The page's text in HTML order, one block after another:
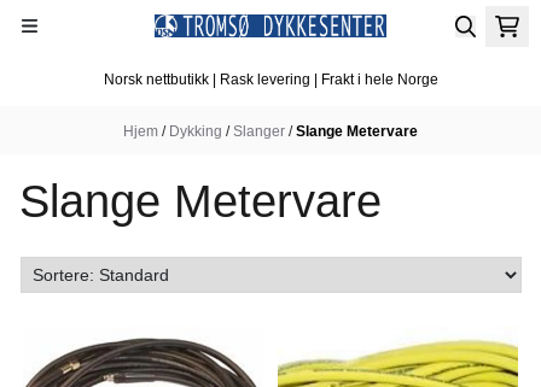
Hopp til innhold
Norsk nettbutikk | Rask levering | Frakt i hele Norge
Hjem / Dykking /Slanger /Slange Metervare
Slange Metervare